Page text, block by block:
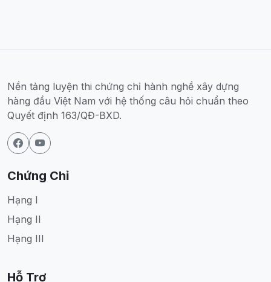
Nền tảng luyện thi chứng chỉ hành nghề xây dựng
hàng đầu Việt Nam với hệ thống câu hỏi chuẩn theo
Quyết định 163/QĐ-BXD.
Chứng Chỉ
Hạng I
Hạng II
Hạng III
Hỗ Trợ